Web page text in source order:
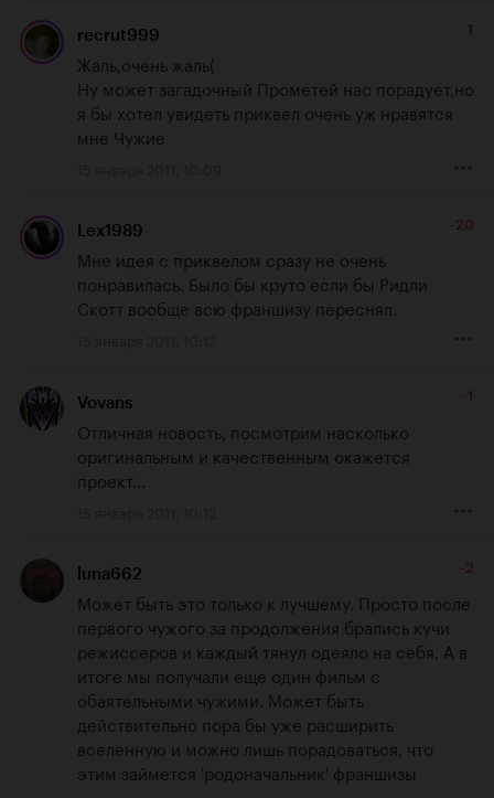
recrut999 1
Жаль,очень жаль(
Ну может загадочный Прометей нас порадует,но
я бы хотел увидеть приквел очень уж нравятся
мне Чужие
Lex1989 -20
Мне идея с приквелом сразу не очень
понравилась. Было бы круто если бы Ридли
Скотт вообще всю франшизу переснял.
Vovans -1
Отличная новость, посмотрим насколько
оригинальным и качественным окажется
проект...
luna662 -2
Может быть это только к лучшему. Просто после
первого чужого за продолжения брались кучи
режиссеров и каждый тянул одеяло на себя. А в
итоге мы получали еще один фильм с
обаятельными чужими. Может быть
действительно пора бы уже расширить
вселенную и можно лишь порадоваться, что
этим займется 'родоначальник' франшизы